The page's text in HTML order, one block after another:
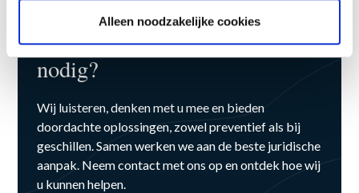
Alleen noodzakelijke cookies
Juridisch advies op maat
nodig?
Wij luisteren, denken met u mee en bieden
doordachte oplossingen, zowel preventief als bij
geschillen. Samen werken we aan de beste juridische
aanpak. Neem contact met ons op en ontdek hoe wij
u kunnen helpen.